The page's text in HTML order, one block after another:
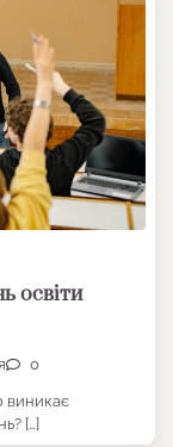
освіти
0
виникає
[…]